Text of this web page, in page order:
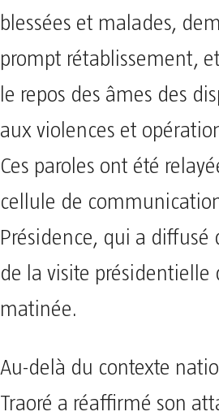
blessées et malades,
prompt rétablissement,
le repos des âmes des
aux violences et
Ces paroles ont été
cellule de
Présidence, qui a diffusé
de la visite présidentielle
matinée.
Au-delà du contexte
Traoré a réaffirmé son